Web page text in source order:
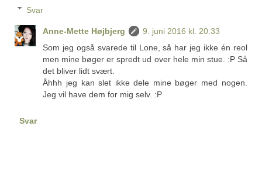
Svar
Anne-Mette Højbjerg
9. juni 2016 kl. 20.33
Som jeg også svarede til Lone, så har jeg ikke én reol
men mine bøger er spredt ud over hele min stue. :P Så
det bliver lidt svært.
Åhhh jeg kan slet ikke dele mine bøger med nogen.
Jeg vil have dem for mig selv. :P
Svar